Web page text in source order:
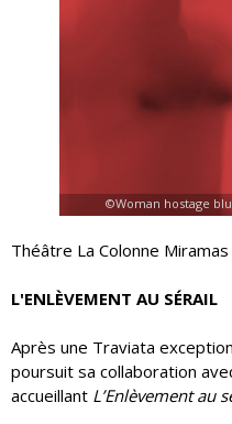
©Woman hostage
Théâtre La Colonne Miramas
L'ENLÈVEMENT AU SÉRAIL
Après une Traviata
poursuit sa collaboration
accueillant L’Enlèvement au